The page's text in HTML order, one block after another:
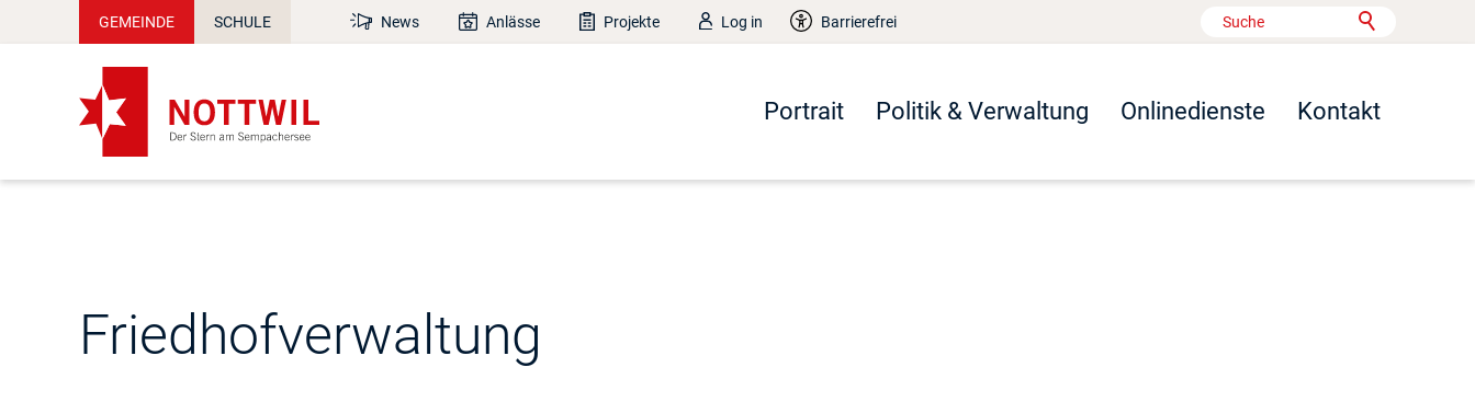
GEMEINDE SCHULE News Anlässe Projekte Log in Barrierefrei
Portrait Politik & Verwaltung Onlinedienste Kontakt
Friedhofverwaltung